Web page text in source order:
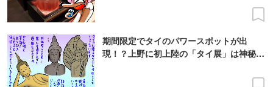
期間限定でタイのパワースポットが出
現！？上野に初上陸の「タイ展」は神秘が